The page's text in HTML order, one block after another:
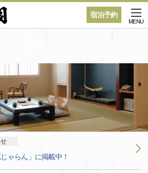
宿泊予約
MENU
ゃらん」に掲載中！